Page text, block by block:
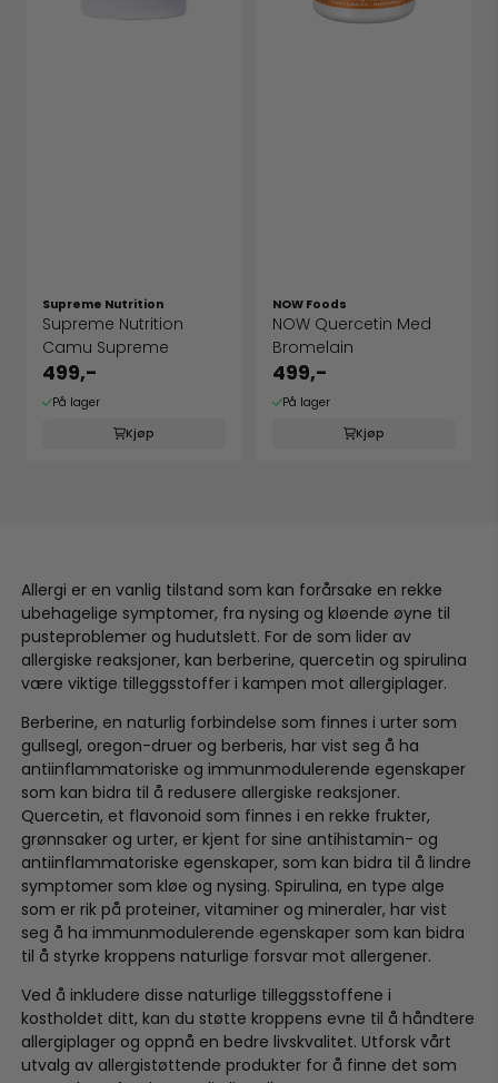
Supreme Nutrition
Supreme Nutrition
Camu Supreme
499,-
På lager
Kjøp
NOW Foods
NOW Quercetin Med
Bromelain
499,-
På lager
Kjøp
Allergi er en vanlig tilstand som kan forårsake en rekke
ubehagelige symptomer, fra nysing og kløende øyne til
pusteproblemer og hudutslett. For de som lider av
allergiske reaksjoner, kan berberine, quercetin og spirulina
være viktige tilleggsstoffer i kampen mot allergiplager.
Berberine, en naturlig forbindelse som finnes i urter som
gullsegl, oregon-druer og berberis, har vist seg å ha
antiinflammatoriske og immunmodulerende egenskaper
som kan bidra til å redusere allergiske reaksjoner.
Quercetin, et flavonoid som finnes i en rekke frukter,
grønnsaker og urter, er kjent for sine antihistamin- og
antiinflammatoriske egenskaper, som kan bidra til å lindre
symptomer som kløe og nysing. Spirulina, en type alge
som er rik på proteiner, vitaminer og mineraler, har vist
seg å ha immunmodulerende egenskaper som kan bidra
til å styrke kroppens naturlige forsvar mot allergener.
Ved å inkludere disse naturlige tilleggsstoffene i
kostholdet ditt, kan du støtte kroppens evne til å håndtere
allergiplager og oppnå en bedre livskvalitet. Utforsk vårt
utvalg av allergistøttende produkter for å finne det som